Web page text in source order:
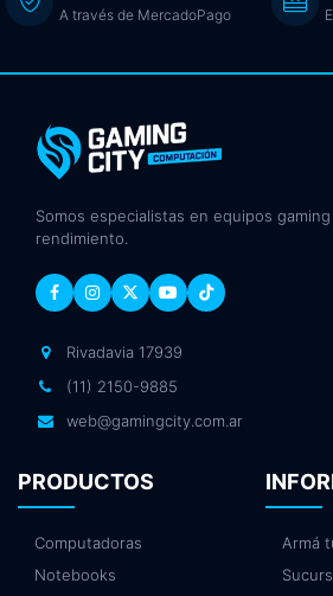
A través de MercadoPago
Somos especialistas en equipos
rendimiento.
Rivadavia 17939
(11) 2150-9885
web@gamingcity.com.ar
PRODUCTOS
Computadoras
Notebooks
Armá